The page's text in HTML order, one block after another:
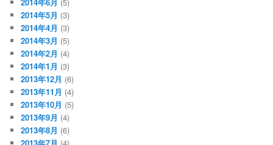
2014年6月 (5)
2014年5月 (3)
2014年4月 (3)
2014年3月 (5)
2014年2月 (4)
2014年1月 (3)
2013年12月 (6)
2013年11月 (4)
2013年10月 (5)
2013年9月 (4)
2013年8月 (6)